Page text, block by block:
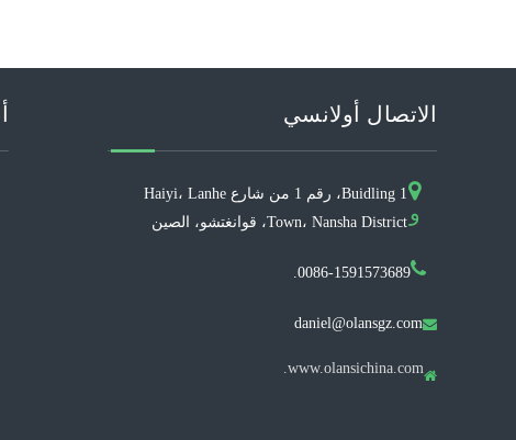
الاتصال أولانسي
و
Buidling 1، رقم 1 من شارع Haiyi، Lanhe
Town، Nansha District، قوانغتشو، الصين
0086-1591573689.

daniel@olansgz.com

www.olansichina.com.